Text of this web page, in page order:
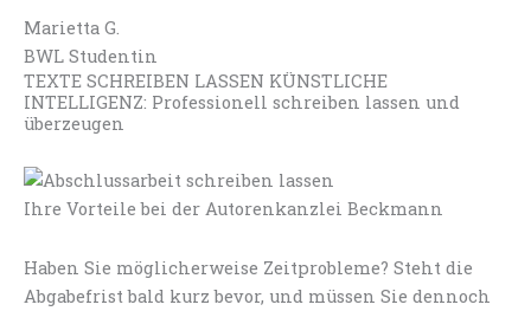
Marietta G.
BWL Studentin
TEXTE SCHREIBEN LASSEN KÜNSTLICHE
INTELLIGENZ: Professionell schreiben lassen und
überzeugen
Ihre Vorteile bei der Autorenkanzlei Beckmann
Haben Sie möglicherweise Zeitprobleme? Steht die
Abgabefrist bald kurz bevor, und müssen Sie dennoch